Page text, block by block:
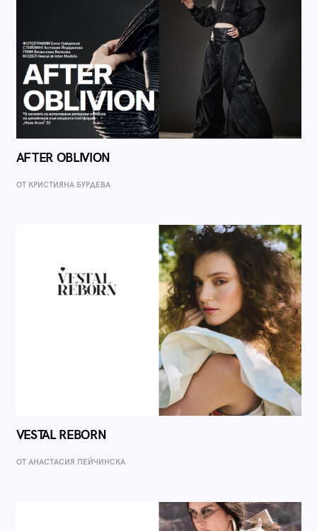
AFTER OBLIVION
ОТ КРИСТИЯНА БУРДЕВА
VESTAL REBORN
ОТ AНАСТАСИЯ ПЕЙЧИНСКА